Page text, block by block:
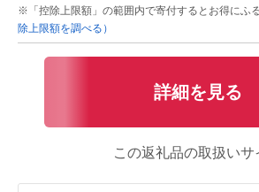
※「控除上限額」の範囲内で寄付するとお得にふ
除上限額を調べる）
詳細を見る
この返礼品の取扱いサ